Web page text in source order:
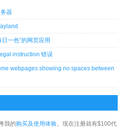
器
一色”的网页应用
instruction 错误
webpages showing no spaces between
我的购买及使用体验。现在注册就有$100代